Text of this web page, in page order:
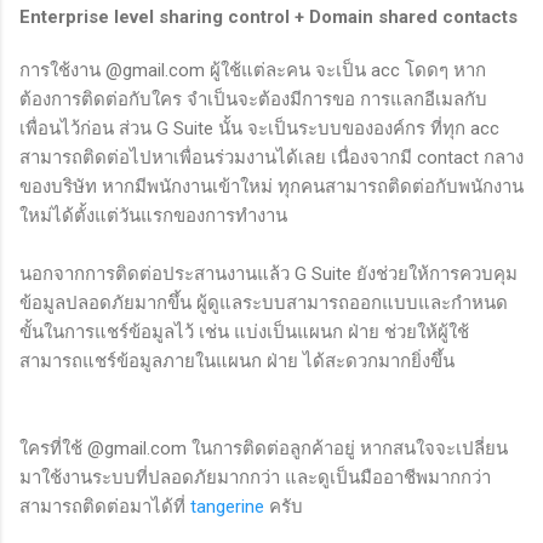
Enterprise level sharing control + Domain shared contacts
การใช้งาน @gmail.com ผู้ใช้แต่ละคน จะเป็น acc โดดๆ หาก
ต้องการติดต่อกับใคร จำเป็นจะต้องมีการขอ การแลกอีเมลกับ
เพื่อนไว้ก่อน ส่วน G Suite นั้น จะเป็นระบบขององค์กร ที่ทุก acc
สามารถติดต่อไปหาเพื่อนร่วมงานได้เลย เนื่องจากมี contact กลาง
ของบริษัท หากมีพนักงานเข้าใหม่ ทุกคนสามารถติดต่อกับพนักงาน
ใหม่ได้ตั้งแต่วันแรกของการทำงาน
นอกจากการติดต่อประสานงานแล้ว G Suite ยังช่วยให้การควบคุม
ข้อมูลปลอดภัยมากขึ้น ผู้ดูแลระบบสามารถออกแบบและกำหนด
ขั้นในการแชร์ข้อมูลไว้ เช่น แบ่งเป็นแผนก ฝ่าย ช่วยให้ผู้ใช้
สามารถแชร์ข้อมูลภายในแผนก ฝ่าย ได้สะดวกมากยิ่งขึ้น
ใครที่ใช้ @gmail.com ในการติดต่อลูกค้าอยู่ หากสนใจจะเปลี่ยน
มาใช้งานระบบที่ปลอดภัยมากกว่า และดูเป็นมืออาชีพมากกว่า
สามารถติดต่อมาได้ที่ tangerine ครับ